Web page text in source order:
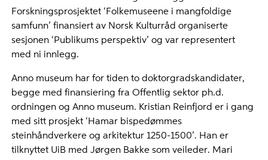
Forskningsprosjektet ‘Folkemuseene i mangfoldige
samfunn’ finansiert av Norsk Kulturråd organiserte
sesjonen ‘Publikums perspektiv’ og var representert
med ni innlegg.
Anno museum har for tiden to doktorgradskandidater,
begge med finansiering fra Offentlig sektor ph.d.
ordningen og Anno museum. Kristian Reinfjord er i gang
med sitt prosjekt ‘Hamar bispedømmes
steinhåndverkere og arkitektur 1250-1500’. Han er
tilknyttet UiB med Jørgen Bakke som veileder. Mari